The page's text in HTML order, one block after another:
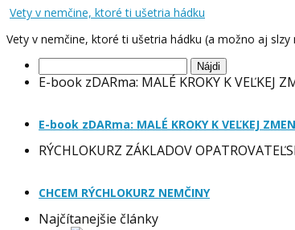
Vety v nemčine, ktoré ti ušetria hádku
Vety v nemčine, ktoré ti ušetria hádku (a možno aj slzy
E-book zDARma: MALÉ KROKY K VEĽKEJ
E-book zDARma: MALÉ KROKY K VEĽKEJ
RÝCHLOKURZ ZÁKLADOV
CHCEM RÝCHLOKURZ NEMČINY
Najčítanejšie články